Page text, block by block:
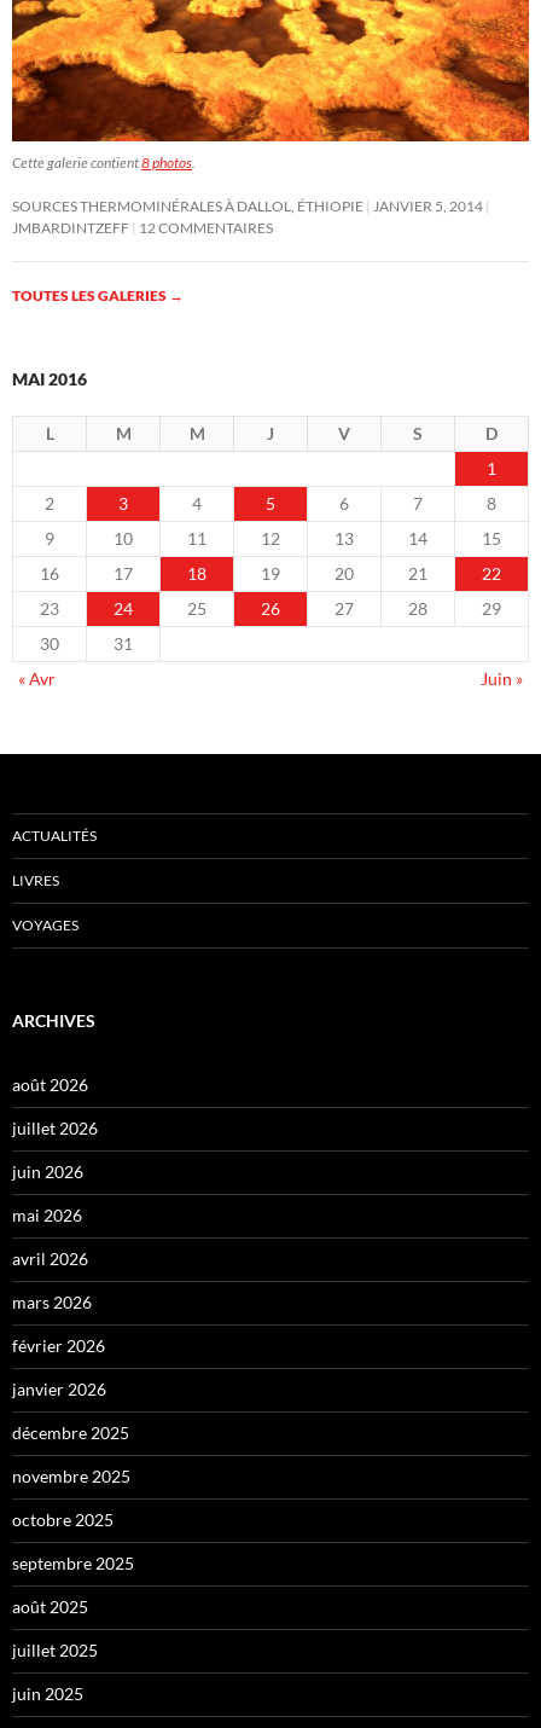
Cette galerie contient8 photos
SOURCES THERMOMINÉRALES À DALLOL, ÉTHIOPIE
JANVIER 5, 2014
JMBARDINTZEFF 12 COMMENTAIRES
TOUTES LES GALERIES →
MAI 2016
L M M J V S
D
1
2
3 4 5 6 7
8
9
10 11 12 13 14
15
16
17 18 19 20 21
22
23
24 25 26 27 28
29
30
31
« Avr
Juin »
ACTUALITÉS
LIVRES
VOYAGES
ARCHIVES
août 2026
juillet 2026
juin 2026
mai 2026
avril 2026
mars 2026
février 2026
janvier 2026
décembre 2025
novembre 2025
octobre 2025
septembre 2025
août 2025
juillet 2025
juin 2025